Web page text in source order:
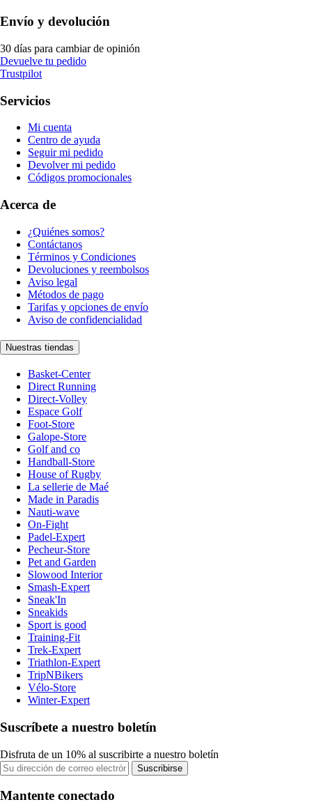
Envío y devolución
30 días para cambiar de opinión
Devuelve tu pedido
Trustpilot
Servicios
Mi cuenta
Centro de ayuda
Seguir mi pedido
Devolver mi pedido
Códigos promocionales
Acerca de
¿Quiénes somos?
Contáctanos
Términos y Condiciones
Devoluciones y reembolsos
Aviso legal
Métodos de pago
Tarifas y opciones de envío
Aviso de confidencialidad
Nuestras tiendas
Basket-Center
Direct Running
Direct-Volley
Espace Golf
Foot-Store
Galope-Store
Golf and co
Handball-Store
House of Rugby
La sellerie de Maé
Made in Paradis
Nauti-wave
On-Fight
Padel-Expert
Pecheur-Store
Pet and Garden
Slowood Interior
Smash-Expert
Sneak'In
Sneakids
Sport is good
Training-Fit
Trek-Expert
Triathlon-Expert
TripNBikers
Vélo-Store
Winter-Expert
Suscríbete a nuestro boletín
Disfruta de un 10% al suscribirte a nuestro boletín
Suscribirse
Mantente conectado